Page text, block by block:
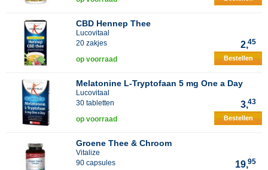
CBD Hennep Thee
Lucovitaal
20 zakjes
2,45
op voorraad Bestellen
Melatonine L-Tryptofaan 5 mg One a Day
Lucovitaal
30 tabletten
3,43
op voorraad Bestellen
Groene Thee & Chroom
Vitalize
90 capsules
19,95